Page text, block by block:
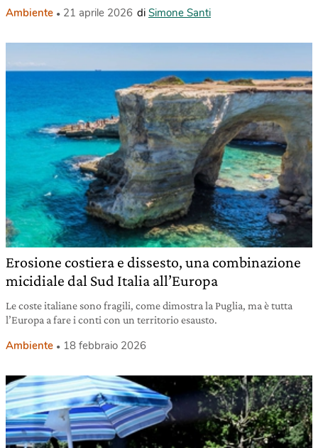
Ambiente 21 aprile 2026 di Simone Santi
Erosione costiera e dissesto, una combinazione
micidiale dal Sud Italia all’Europa
Le coste italiane sono fragili, come dimostra la Puglia, ma è tutta
l’Europa a fare i conti con un territorio esausto.
Ambiente 18 febbraio 2026